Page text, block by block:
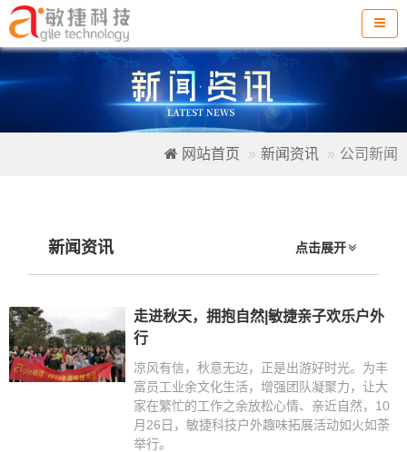
网站首页 新闻资讯 公司新闻
新闻资讯 点击展开
走进秋天，拥抱自然|敏捷亲子欢乐户外
行
凉风有信，秋意无边，正是出游好时光。为丰
富员工业余文化生活，增强团队凝聚力，让大
家在繁忙的工作之余放松心情、亲近自然，10
月26日，敏捷科技户外趣味拓展活动如火如荼
举行。